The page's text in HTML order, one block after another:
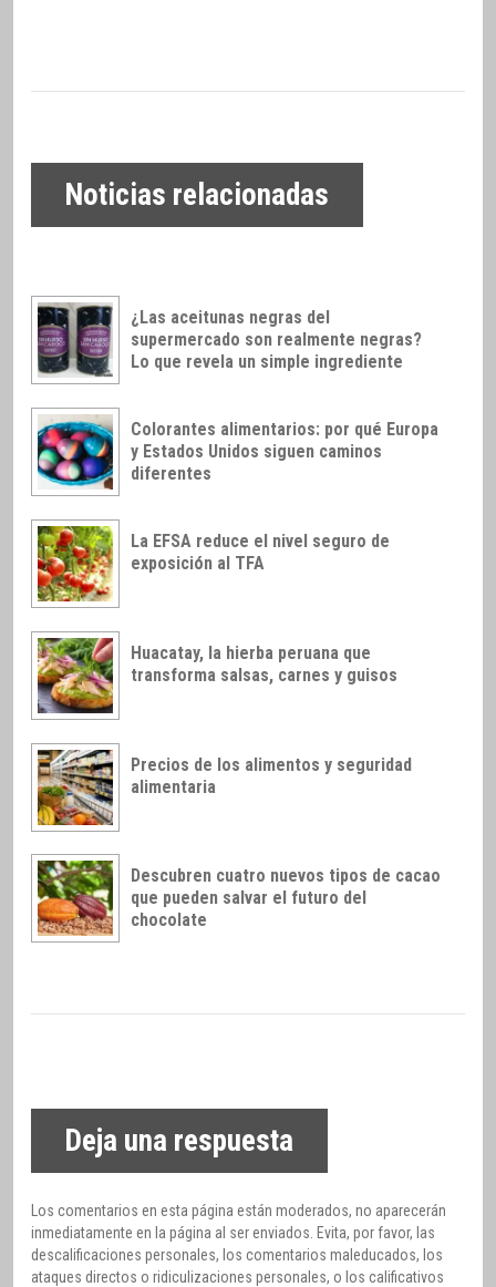
Noticias relacionadas
¿Las aceitunas negras del
supermercado son realmente negras?
Lo que revela un simple ingrediente
Colorantes alimentarios: por qué Europa
y Estados Unidos siguen caminos
diferentes
La EFSA reduce el nivel seguro de
exposición al TFA
Huacatay, la hierba peruana que
transforma salsas, carnes y guisos
Precios de los alimentos y seguridad
alimentaria
Descubren cuatro nuevos tipos de cacao
que pueden salvar el futuro del
chocolate
Deja una respuesta
Los comentarios en esta página están moderados, no aparecerán
inmediatamente en la página al ser enviados. Evita, por favor, las
descalificaciones personales, los comentarios maleducados, los
ataques directos o ridiculizaciones personales, o los calificativos